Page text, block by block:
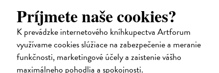
Príjmete naše cookies?
K prevádzke internetového kníhkupectva Artforum
využívame cookies slúžiace na zabezpečenie a meranie
funkčnosti, marketingové účely a zaistenie vášho
maximálneho pohodlia a spokojnosti.
Co dělat, když vás bolí záda? Cvičit?
Do 4 dní
17,96 €
19,95 €